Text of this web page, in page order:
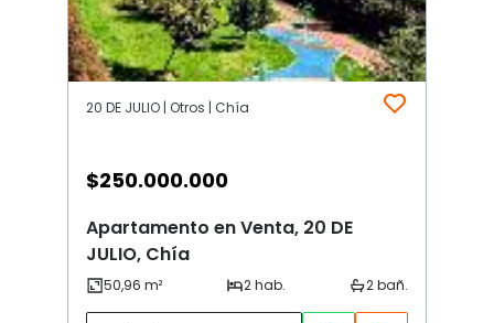
20 DE JULIO | Otros | Chía
$250.000.000
Apartamento en Venta, 20 DE
JULIO, Chía